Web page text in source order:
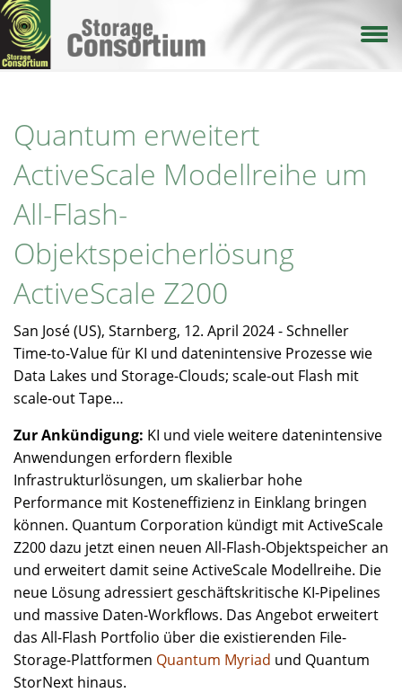
Direkt
zum
Inhalt
Quantum erweitert
ActiveScale Modellreihe um
All-Flash-
Objektspeicherlösung
ActiveScale Z200
San José (US), Starnberg, 12. April 2024 - Schneller
Time-to-Value für KI und datenintensive Prozesse wie
Data Lakes und Storage-Clouds; scale-out Flash mit
scale-out Tape…
Zur Ankündigung: KI und viele weitere datenintensive
Anwendungen erfordern flexible
Infrastrukturlösungen, um skalierbar hohe
Performance mit Kosteneffizienz in Einklang bringen
können. Quantum Corporation kündigt mit ActiveScale
Z200 dazu jetzt einen neuen All-Flash-Objektspeicher an
und erweitert damit seine ActiveScale Modellreihe. Die
neue Lösung adressiert geschäftskritische KI-Pipelines
und massive Daten-Workflows. Das Angebot erweitert
das All-Flash Portfolio über die existierenden File-
Storage-Plattformen Quantum Myriad und Quantum
StorNext hinaus.